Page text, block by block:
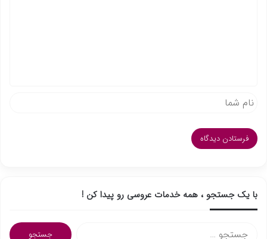
با یک جستجو ، همه خدمات عروسی رو پیدا کن !
ج